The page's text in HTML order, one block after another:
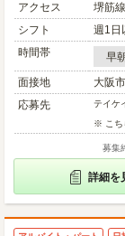
アクセス
堺筋
シフト
週1日
時間帯
早朝
面接地
大阪
応募先
テイケ
※ こち
募集
詳細を